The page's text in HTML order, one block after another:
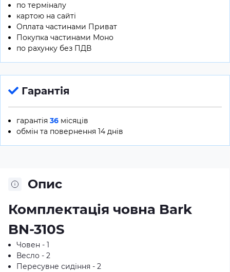
по терміналу
картою на сайті
Оплата частинами Приват
Покупка частинами Моно
по рахунку без ПДВ
Гарантія
гарантія 36 місяців
обмін та повернення 14 днів
Опис
Комплектація човна Bark
BN-310S
Човен - 1
Весло - 2
Пересувне сидіння - 2